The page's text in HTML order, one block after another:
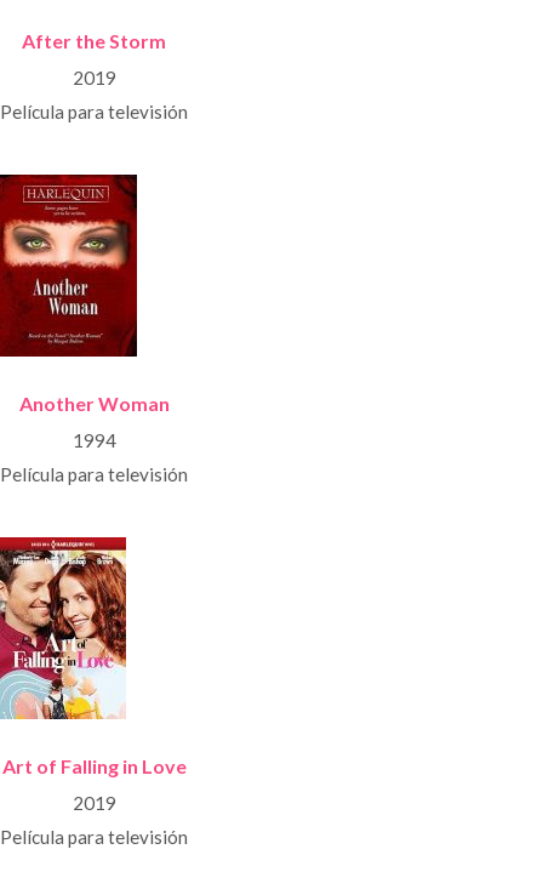
After the Storm
2019
Película para televisión
Another Woman
1994
Película para televisión
Art of Falling in Love
2019
Película para televisión